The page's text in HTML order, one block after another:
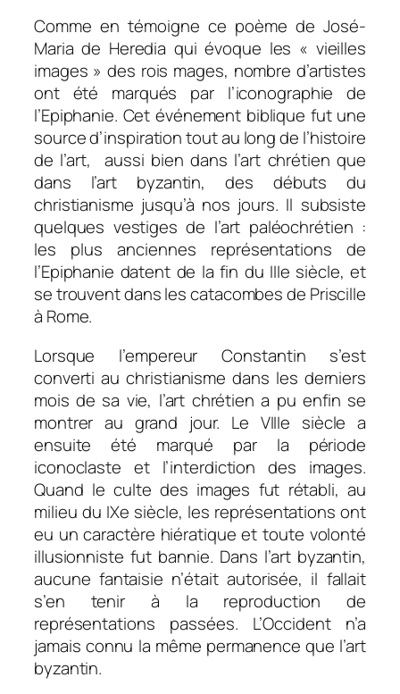
Comme en témoigne ce poème de José-
Maria de Heredia qui évoque les « vieilles
images » des rois mages, nombre d’artistes
ont été marqués par l’iconographie de
l’Epiphanie. Cet événement biblique fut une
source d’inspiration tout au long de l’histoire
de l’art, aussi bien dans l’art chrétien que
dans l’art byzantin, des débuts du
christianisme jusqu’à nos jours. Il subsiste
quelques vestiges de l’art paléochrétien :
les plus anciennes représentations de
l’Epiphanie datent de la fin du IIIe siècle, et
se trouvent dans les catacombes de Priscille
à Rome.
Lorsque l’empereur Constantin s’est
converti au christianisme dans les derniers
mois de sa vie, l’art chrétien a pu enfin se
montrer au grand jour. Le VIIIe siècle a
ensuite été marqué par la période
iconoclaste et l’interdiction des images.
Quand le culte des images fut rétabli, au
milieu du IXe siècle, les représentations ont
eu un caractère hiératique et toute volonté
illusionniste fut bannie. Dans l’art byzantin,
aucune fantaisie n’était autorisée, il fallait
s’en tenir à la reproduction de
représentations passées. L’Occident n’a
jamais connu la même permanence que l’art
byzantin.